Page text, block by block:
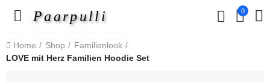
Paarpulli 0
Home Shop
Familienlook
LOVE mit Herz Familien Hoodie Set